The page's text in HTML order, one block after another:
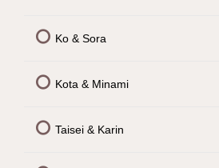
Ko & Sora
Kota & Minami
Taisei & Karin